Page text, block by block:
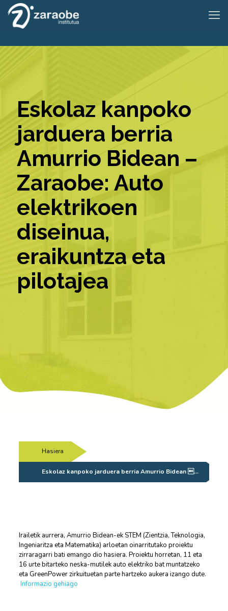
Eskolaz kanpoko
jarduera berria
Amurrio Bidean –
Zaraobe: Auto
elektrikoen
diseinua,
eraikuntza eta
pilotajea
Hasiera
Eskolaz kanpoko jarduera berria Amurrio Bidean …
Irailetik aurrera, Amurrio Bidean-ek STEM (Zientzia, Teknologia,
Ingeniaritza eta Matematika) arloetan oinarritutako proiektu
zirraragarri bati emango dio hasiera. Proiektu horretan, 11 eta
16 urte bitarteko neska-mutilek auto elektriko bat muntatzeko
eta GreenPower zirkuituetan parte hartzeko aukera izango dute.
Informazio gehiago